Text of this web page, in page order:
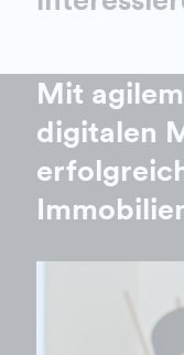
Mit
digitalen